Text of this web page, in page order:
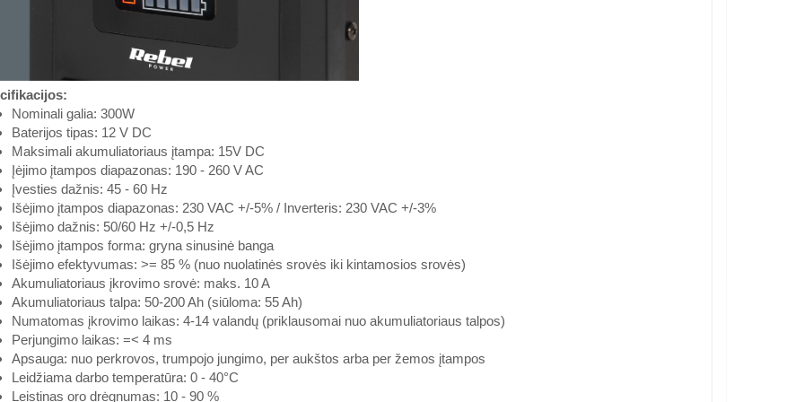
Nominali galia: 300W
Baterijos tipas: 12 V DC
Maksimali akumuliatoriaus įtampa: 15V DC
Įėjimo įtampos diapazonas: 190 - 260 V AC
Įvesties dažnis: 45 - 60 Hz
Išėjimo įtampos diapazonas: 230 VAC +/-5% / Inverteris: 230 VAC +/-3%
Išėjimo dažnis: 50/60 Hz +/-0,5 Hz
Išėjimo įtampos forma: gryna sinusinė banga
Išėjimo efektyvumas: >= 85 % (nuo nuolatinės srovės iki kintamosios srovės)
Akumuliatoriaus įkrovimo srovė: maks. 10 A
Akumuliatoriaus talpa: 50-200 Ah (siūloma: 55 Ah)
Numatomas įkrovimo laikas: 4-14 valandų (priklausomai nuo akumuliatoriaus talpos)
Perjungimo laikas: =< 4 ms
Apsauga: nuo perkrovos, trumpojo jungimo, per aukštos arba per žemos įtampos
Leidžiama darbo temperatūra: 0 - 40°C
Leistinas oro drėgnumas: 10 - 90 %